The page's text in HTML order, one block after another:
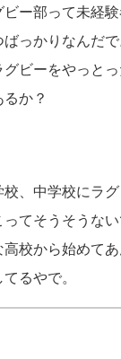
ビー部って未経
ばっかりなんだ
グビーをやっと
るか？
校、中学校にラ
ってそうそうな
高校から始めて
てるやで。